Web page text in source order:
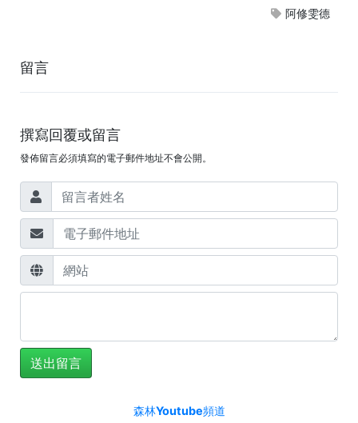
星
軍
徽
章
HP
MP
攻擊
防禦
長
徽
章
HP
+100,000
+20,000
技能
+35%
技能
+40%
司
令
章
HP
MP
技能
技能
司
賽季結束時會給予有司令官徽章的角色４鑲嵌服裝
阿修雯德
留言
撰寫回覆或留言
發佈留言必須填寫的電子郵件地址不會公開。
森林Youtube頻道